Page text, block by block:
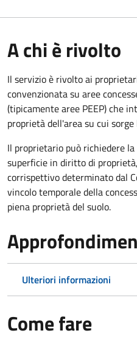
A chi è rivolto
Il servizio è rivolto ai
convenzionata su aree
(tipicamente aree PEEP) che
proprietà dell'area su cui
Il proprietario può richiedere
superficie in diritto di
corrispettivo determinato dal
vincolo temporale della
piena proprietà del suolo.
Ulteriori informazioni
Come fare